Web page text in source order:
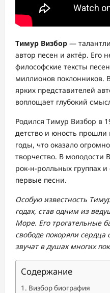
Тимур Визбор —
автор песен и актёр. Его
философские тексты
миллионов поклонников.
ярких представителей
воплощает глубокий
Родился Тимур Визбор в
детство и юность
годы, что оказало
творчество. В молодости
рок-н-ролльных группах
первые песни.
Особую известность
годах, став одним из
Море. Его трогательные
свободе покоряли
звучат в душах многих
Содержание
Визбор биография